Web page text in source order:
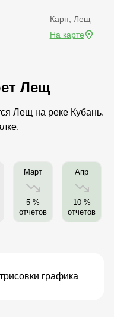
Карп, Лещ
На карте
Лещ
Лещ на реке Кубань.
Март
5 %
отчетов
Апр
10 %
отчетов
графика